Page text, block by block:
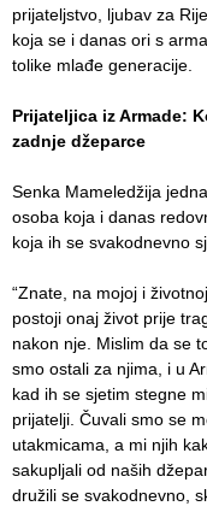
prijateljstvo, ljubav za
koja se i danas ori s
tolike mlađe generacije.
Prijateljica iz Armade:
zadnje džeparce
Senka Mameledžija
osoba koja i danas
koja ih se svakodnevno
“Znate, na mojoj i
postoji onaj život prije
nakon nje. Mislim da se
smo ostali za njima, i u
kad ih se sjetim stegne
prijatelji. Čuvali smo se
utakmicama, a mi njih
sakupljali od naših
družili se svakodnevno,